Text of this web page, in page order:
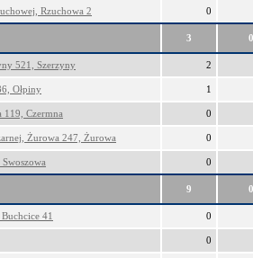
Rzuchowa 2 0
3
521, Szerzyny 2
Ołpiny 1
Czermna 0
Żurowa 247, Żurowa 0
0
9
41 0
0